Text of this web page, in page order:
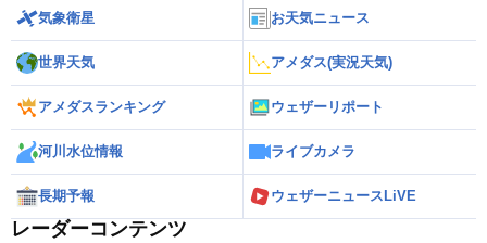
気象衛星 お天気ニュース
世界天気 アメダス(実況天気)
アメダスランキング ウェザーリポート
河川水位情報 ライブカメラ
長期予報 ウェザーニュースLiVE
レーダーコンテンツ